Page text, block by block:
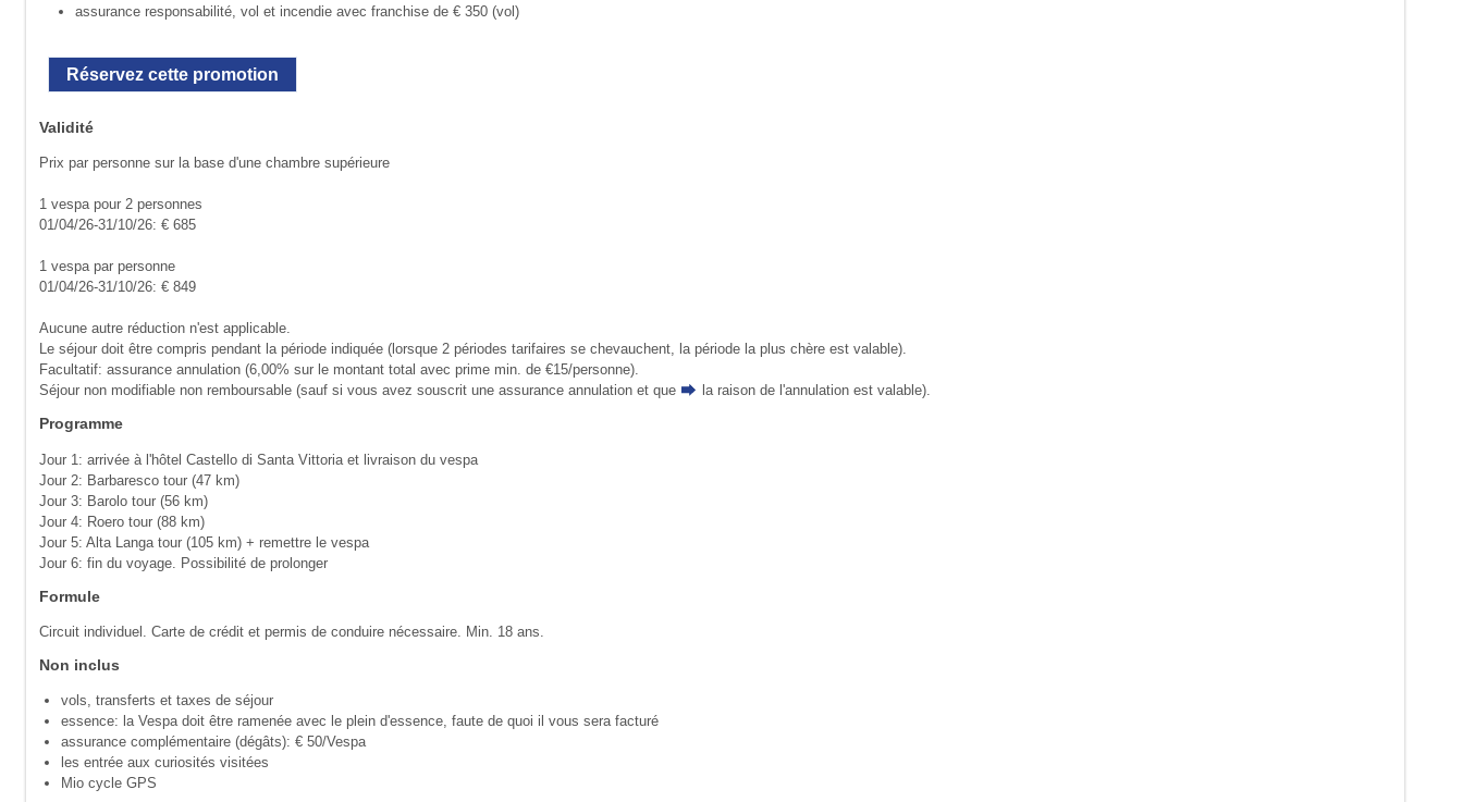
assurance responsabilité, vol et incendie avec franchise de € 350 (vol)
Réservez cette promotion
Validité
Prix par personne sur la base d'une chambre supérieure
1 vespa pour 2 personnes
01/04/26-31/10/26: € 685
1 vespa par personne
01/04/26-31/10/26: € 849
Aucune autre réduction n'est applicable.
Le séjour doit être compris pendant la période indiquée (lorsque 2 périodes tarifaires se chevauchent, la période la plus chère est valable).
Facultatif: assurance annulation (6,00% sur le montant total avec prime min. de €15/personne).
Séjour non modifiable non remboursable (sauf si vous avez souscrit une assurance annulation et que
la raison de l'annulation est valable).
Programme
Jour 1: arrivée à l'hôtel Castello di Santa Vittoria et livraison du vespa
Jour 2: Barbaresco tour (47 km)
Jour 3: Barolo tour (56 km)
Jour 4: Roero tour (88 km)
Jour 5: Alta Langa tour (105 km) + remettre le vespa
Jour 6: fin du voyage. Possibilité de prolonger
Formule
Circuit individuel. Carte de crédit et permis de conduire nécessaire. Min. 18 ans.
Non inclus
vols, transferts et taxes de séjour
essence: la Vespa doit être ramenée avec le plein d'essence, faute de quoi il vous sera facturé
assurance complémentaire (dégâts): € 50/Vespa
les entrée aux curiosités visitées
Mio cycle GPS